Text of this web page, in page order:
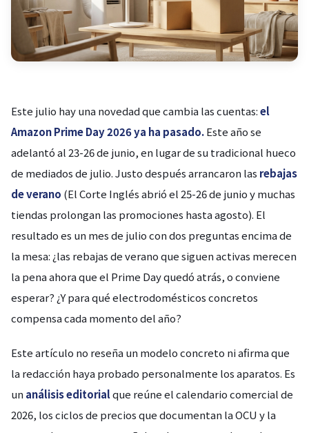
Este julio hay una novedad que cambia las cuentas:el
Amazon Prime Day 2026 ya ha pasado.Este año se
adelantó al 23-26 de junio, en lugar de su tradicional hueco
de mediados de julio. Justo después arrancaron las rebajas
de verano (El Corte Inglés abrió el 25-26 de junio y muchas
tiendas prolongan las promociones hasta agosto). El
resultado es un mes de julio con dos preguntas encima de
la mesa: ¿las rebajas de verano que siguen activas merecen
la pena ahora que el Prime Day quedó atrás, o conviene
esperar? ¿Y para qué electrodomésticos concretos
compensa cada momento del año?
Este artículo no reseña un modelo concreto ni afirma que
la redacción haya probado personalmente los aparatos. Es
un análisis editorialque reúne el calendario comercial de
2026, los ciclos de precios que documentan la OCU y la